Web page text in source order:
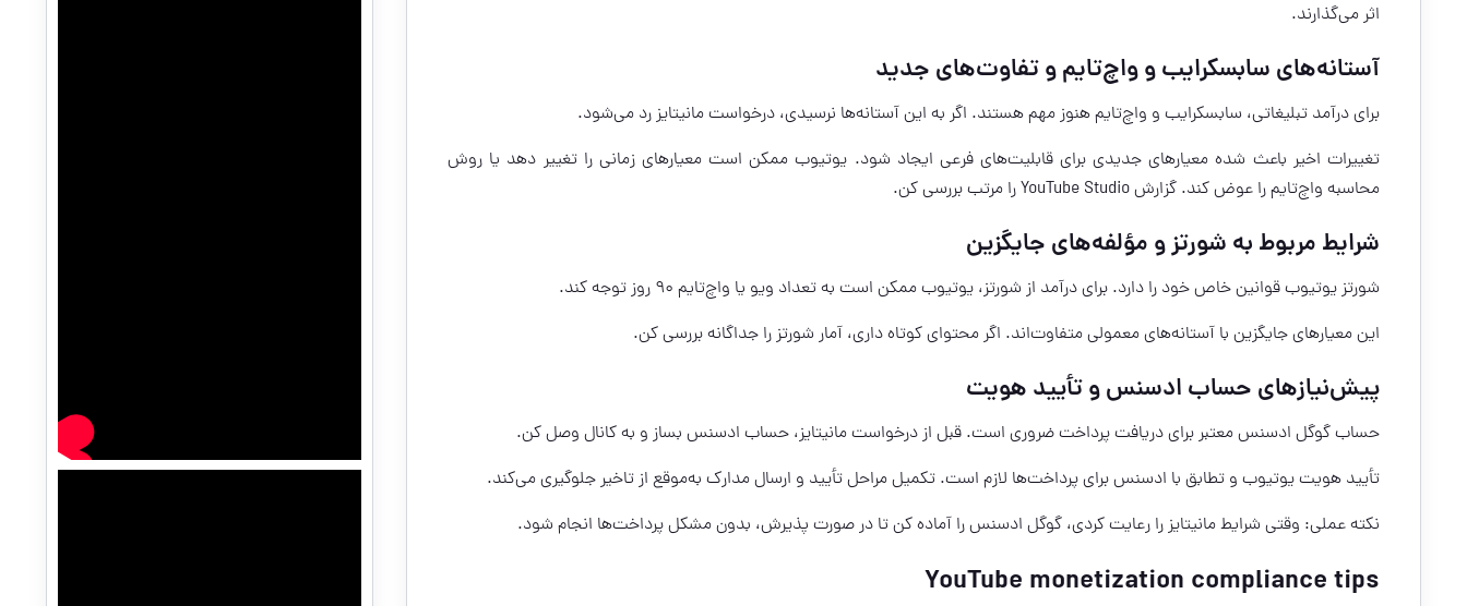
اثر می‌گذارند.
آستانه‌های سابسکرایب و واچ‌تایم و تفاوت‌های جدید
برای درآمد تبلیغاتی، سابسکرایب و واچ‌تایم هنوز مهم هستند. اگر به این آستانه‌ها نرسیدی، درخواست مانیتایز رد می‌شود.
تغییرات اخیر باعث شده معیارهای جدیدی برای قابلیت‌های فرعی ایجاد شود. یوتیوب ممکن است معیارهای زمانی را تغییر دهد یا روش
محاسبه واچ‌تایم را عوض کند. گزارش YouTube Studio را مرتب بررسی کن.
شرایط مربوط به شورتز و مؤلفه‌های جایگزین
شورتز یوتیوب قوانین خاص خود را دارد. برای درآمد از شورتز، یوتیوب ممکن است به تعداد ویو یا واچ‌تایم 90 روز توجه کند.
این معیارهای جایگزین با آستانه‌های معمولی متفاوت‌اند. اگر محتوای کوتاه داری، آمار شورتز را جداگانه بررسی کن.
پیش‌نیازهای حساب ادسنس و تأیید هویت
حساب گوگل ادسنس معتبر برای دریافت پرداخت ضروری است. قبل از درخواست مانیتایز، حساب ادسنس بساز و به کانال وصل کن.
تأیید هویت یوتیوب و تطابق با ادسنس برای پرداخت‌ها لازم است. تکمیل مراحل تأیید و ارسال مدارک به‌موقع از تاخیر جلوگیری می‌کند.
نکته عملی: وقتی شرایط مانیتایز را رعایت کردی، گوگل ادسنس را آماده کن تا در صورت پذیرش، بدون مشکل پرداخت‌ها انجام شود.
YouTube monetization compliance tips